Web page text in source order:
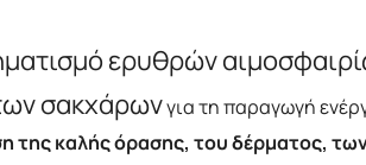
ερυθρών
σακχάρωνγια τη παραγωγή
της καλής όρασης, του δέρματος,